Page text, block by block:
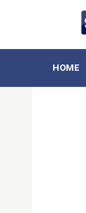
HOME